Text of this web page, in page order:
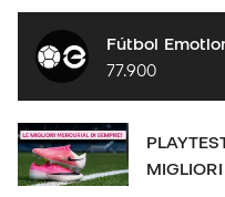
eccezionali e sensazioni
video di oggi
differenze tra i due
rendono tra le scarpe
nulla sulle nuove Nike Mercurial! Diventa
Emotion: http://bit.ly/
https://www.futbolemotion.com/it
Fútbol
77.900